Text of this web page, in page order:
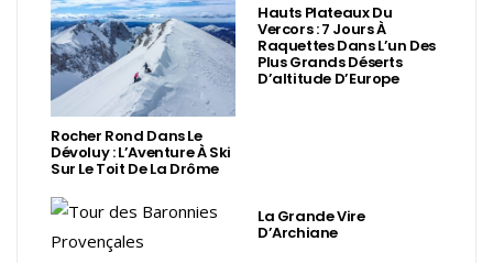
Rocher Rond Dans Le
Dévoluy : L’Aventure À Ski
Sur Le Toit De La Drôme
Hauts Plateaux Du
Vercors : 7 Jours À
Raquettes Dans L’un Des
Plus Grands Déserts
D’altitude D’Europe
La Grande Vire
D’Archiane